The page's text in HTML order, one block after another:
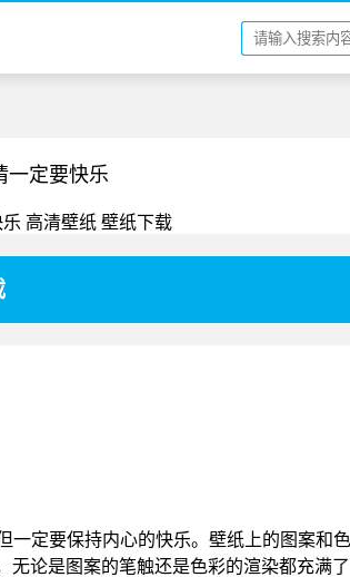
一定要快乐
定要保持内心的快乐。壁纸上的图案和
论是图案的笔触还是色彩的渲染都充满